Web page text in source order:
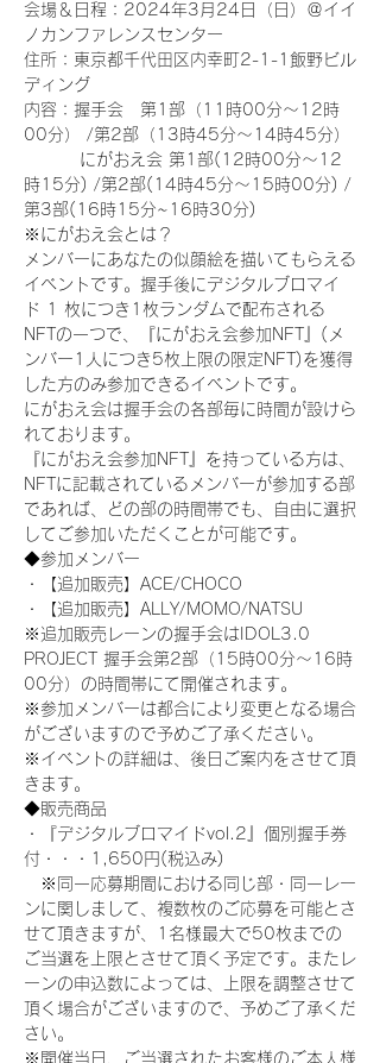
会場＆日程：2024年3月24日（日）＠イイ
ノカンファレンスセンター
住所：東京都千代田区内幸町2-1-1飯野ビル
ディング
内容：握手会　第1部（11時00分～12時
00分） /第2部（13時45分～14時45分）
にがおえ会 第1部(12時00分～12
時15分) /第2部(14時45分～15時00分) /
第3部(16時15分~16時30分)
※にがおえ会とは？
メンバーにあなたの似顔絵を描いてもらえる
イベントです。握手後にデジタルブロマイ
ド 1 枚につき1枚ランダムで配布される
NFTの一つで、『にがおえ会参加NFT』(メ
ンバー1人につき5枚上限の限定NFT)を獲得
した方のみ参加できるイベントです。
にがおえ会は握手会の各部毎に時間が設けら
れております。
『にがおえ会参加NFT』を持っている方は、
NFTに記載されているメンバーが参加する部
であれば、どの部の時間帯でも、自由に選択
してご参加いただくことが可能です。
◆参加メンバー
・【追加販売】ACE/CHOCO
・【追加販売】ALLY/MOMO/NATSU
※追加販売レーンの握手会はIDOL3.0
PROJECT 握手会第2部（15時00分～16時
00分）の時間帯にて開催されます。
※参加メンバーは都合により変更となる場合
がございますので予めご了承ください。
※イベントの詳細は、後日ご案内をさせて頂
きます。
◆販売商品
・『デジタルブロマイドvol.2』個別握手券
付・・・1,650円(税込み)
※同一応募期間における同じ部・同一レー
ンに関しまして、複数枚のご応募を可能とさ
せて頂きますが、1名様最大で50枚までの
ご当選を上限とさせて頂く予定です。またレ
ーンの申込数によっては、上限を調整させて
頂く場合がございますので、予めご了承くだ
さい。
※開催当日、ご当選されたお客様のご本人様